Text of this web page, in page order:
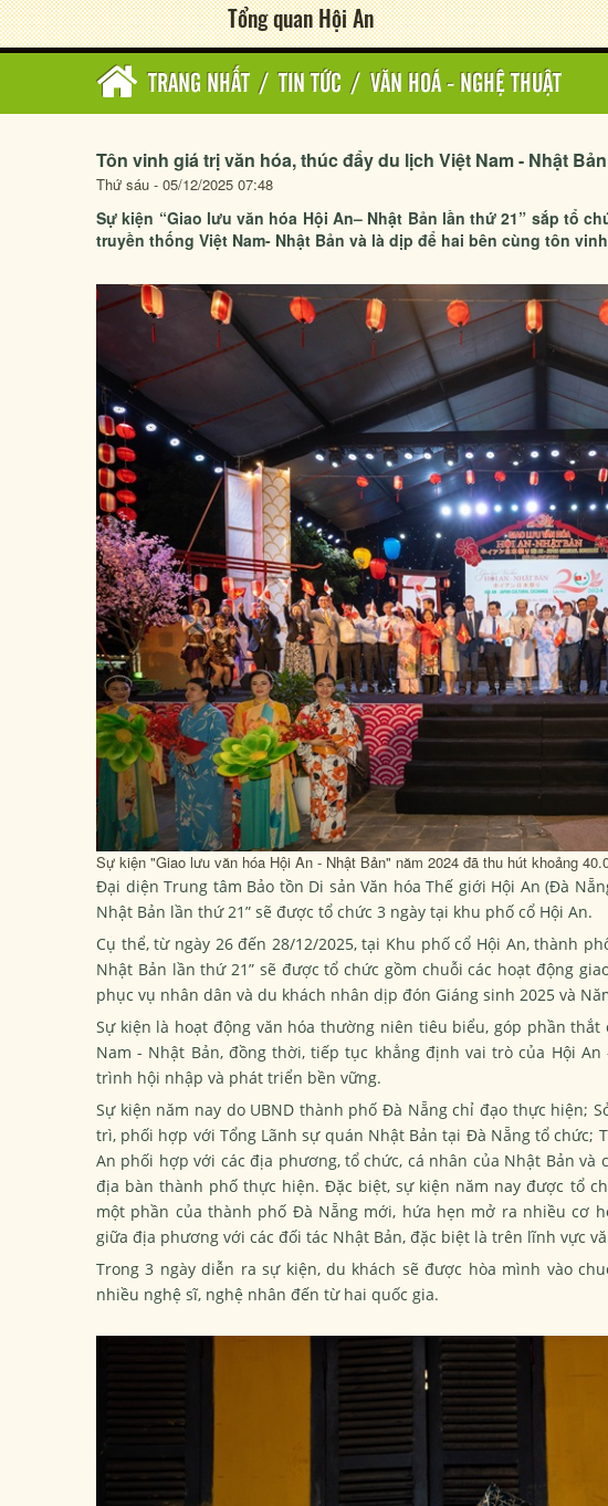
Tổng quan Hội An
TRANG NHẤT / TIN TỨC / VĂN HOÁ - NGHỆ THUẬT
Tôn vinh giá trị văn hóa, thúc đẩy du lịch Việt Nam - Nhật Bản
Thứ sáu - 05/12/2025 07:48
Sự kiện “Giao lưu văn hóa Hội An– Nhật Bản lần thứ 21” sắp tổ
truyền thống Việt Nam- Nhật Bản và là dịp để hai bên cùng tôn
Sự kiện "Giao lưu văn hóa Hội An - Nhật Bản" năm 2024 đã thu hút khoảng
Đại diện Trung tâm Bảo tồn Di sản Văn hóa Thế giới Hội An (Đà
Nhật Bản lần thứ 21” sẽ được tổ chức 3 ngày tại khu phố cổ Hội An.
Cụ thể, từ ngày 26 đến 28/12/2025, tại Khu phố cổ Hội An, thành
Nhật Bản lần thứ 21” sẽ được tổ chức gồm chuỗi các hoạt động
phục vụ nhân dân và du khách nhân dịp đón Giáng sinh 2025 và
Sự kiện là hoạt động văn hóa thường niên tiêu biểu, góp phần
Nam - Nhật Bản, đồng thời, tiếp tục khẳng định vai trò của Hội
trình hội nhập và phát triển bền vững.
Sự kiện năm nay do UBND thành phố Đà Nẵng chỉ đạo thực hiện;
trì, phối hợp với Tổng Lãnh sự quán Nhật Bản tại Đà Nẵng tổ chức;
An phối hợp với các địa phương, tổ chức, cá nhân của Nhật Bản
địa bàn thành phố thực hiện. Đặc biệt, sự kiện năm nay được tổ
một phần của thành phố Đà Nẵng mới, hứa hẹn mở ra nhiều cơ
giữa địa phương với các đối tác Nhật Bản, đặc biệt là trên lĩnh vực
Trong 3 ngày diễn ra sự kiện, du khách sẽ được hòa mình vào
nhiều nghệ sĩ, nghệ nhân đến từ hai quốc gia.